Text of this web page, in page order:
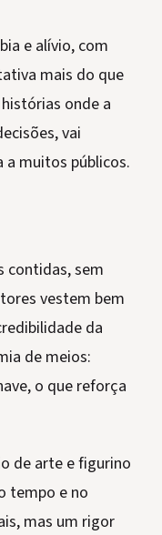
e alívio, com
mais do que
onde a
vai
muitos públicos.
contidas, sem
vestem bem
da
de meios:
o que reforça
de arte e figurino
tempo e no
mas um rigor